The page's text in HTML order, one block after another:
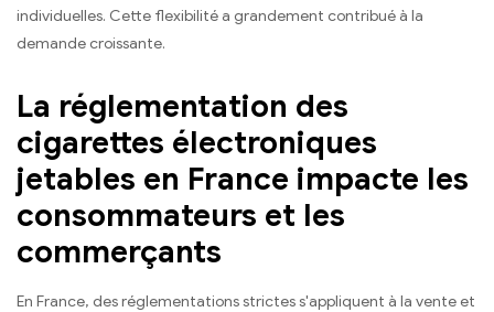
individuelles. Cette flexibilité a grandement contribué à la
demande croissante.
La réglementation des
cigarettes électroniques
jetables en France impacte les
consommateurs et les
commerçants
En France, des réglementations strictes s'appliquent à la vente et